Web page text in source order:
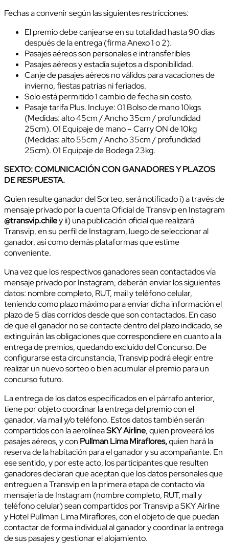
Fechas a convenir según las siguientes restricciones:
El premio debe canjearse en su totalidad hasta 90 días
después de la entrega (firma Anexo 1 o 2).
Pasajes aéreos son personales e intransferibles
Pasajes aéreos y estadía sujetos a disponibilidad.
Canje de pasajes aéreos no válidos para vacaciones de
invierno, fiestas patrias ni feriados.
Solo está permitido 1 cambio de fecha sin costo.
Pasaje tarifa Plus. Incluye: 01 Bolso de mano 10kgs
(Medidas: alto 45cm / Ancho 35cm / profundidad
25cm). 01 Equipaje de mano – Carry ON de 10kg
(Medidas: alto 55cm / Ancho 35cm / profundidad
25cm). 01 Equipaje de Bodega 23kg.
SEXTO: COMUNICACIÓN CON GANADORES Y PLAZOS
DE RESPUESTA.
Quien resulte ganador del Sorteo, será notificado i) a través de
mensaje privado por la cuenta Oficial de Transvip en Instagram
@transvip.chiley ii) una publicación oficial que realizará
Transvip, en su perfil de Instagram, luego de seleccionar al
ganador, así como demás plataformas que estime
conveniente.
Una vez que los respectivos ganadores sean contactados vía
mensaje privado por Instagram, deberán enviar los siguientes
datos: nombre completo, RUT, mail y teléfono celular,
teniendo como plazo máximo para enviar dicha información el
plazo de 5 días corridos desde que son contactados. En caso
de que el ganador no se contacte dentro del plazo indicado, se
extinguirán las obligaciones que correspondiere en cuanto a la
entrega de premios, quedando excluido del Concurso. De
configurarse esta circunstancia, Transvip podrá elegir entre
realizar un nuevo sorteo o bien acumular el premio para un
concurso futuro.
La entrega de los datos especificados en el párrafo anterior,
tiene por objeto coordinar la entrega del premio con el
ganador, vía mail y/o teléfono. Estos datos también serán
compartidos con la aerolíneaSKY Airline, quien proveerá los
pasajes aéreos, y con Pullman Lima Miraflores,quien hará la
reserva de la habitación para el ganador y su acompañante. En
ese sentido, y por este acto, los participantes que resulten
ganadores declaran que aceptan que los datos personales que
entreguen a Transvip en la primera etapa de contacto vía
mensajería de Instagram (nombre completo, RUT, mail y
teléfono celular) sean compartidos por Transvip a SKY Airline
y Hotel Pullman Lima Miraflores, con el objeto de que puedan
contactar de forma individual al ganador y coordinar la entrega
de sus pasajes y gestionar el alojamiento.